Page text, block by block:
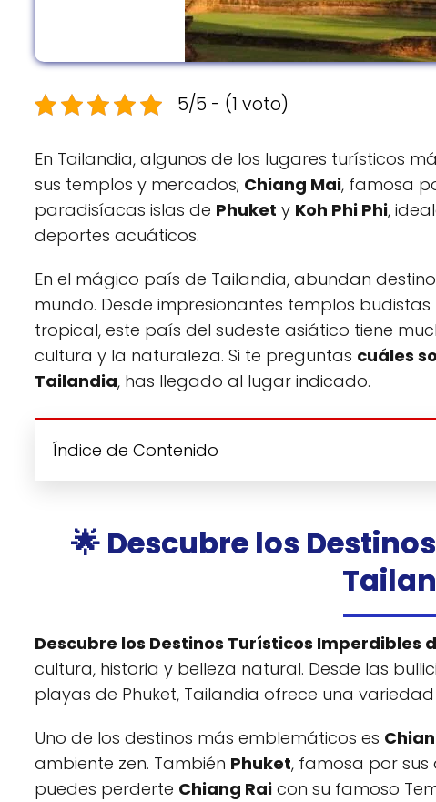
5/5 - (1 voto)
En Tailandia, algunos de los lugares turísticos
sus templos y mercados; Chiang Mai, famosa
paradisíacas islas de Phuket y Koh Phi Phi,
deportes acuáticos.
En el mágico país de Tailandia, abundan
mundo. Desde impresionantes templos
tropical, este país del sudeste asiático tiene
cultura y la naturaleza. Si te preguntas cuáles
Tailandia, has llegado al lugar indicado.
Índice de Contenido
🌟 Descubre los
Descubre los Destinos Turísticos Imperdibles
cultura, historia y belleza natural. Desde las
playas de Phuket, Tailandia ofrece una
Uno de los destinos más emblemáticos es
ambiente zen. También Phuket, famosa por
puedes perderte Chiang Rai con su famoso